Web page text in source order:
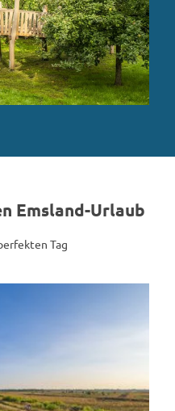
Emsland-Urlaub
Tag